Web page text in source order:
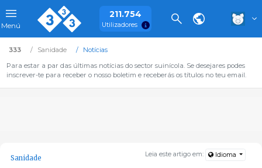
Menú
211.754
Utilizadores
333 Sanidade
Notícias
Para estar a par das últimas notícias do sector suinícola. Se desejares podes
inscrever-te para receber o nosso boletim e receberás os títulos no teu email.
Leia este artigo em: Idioma
Sanidade